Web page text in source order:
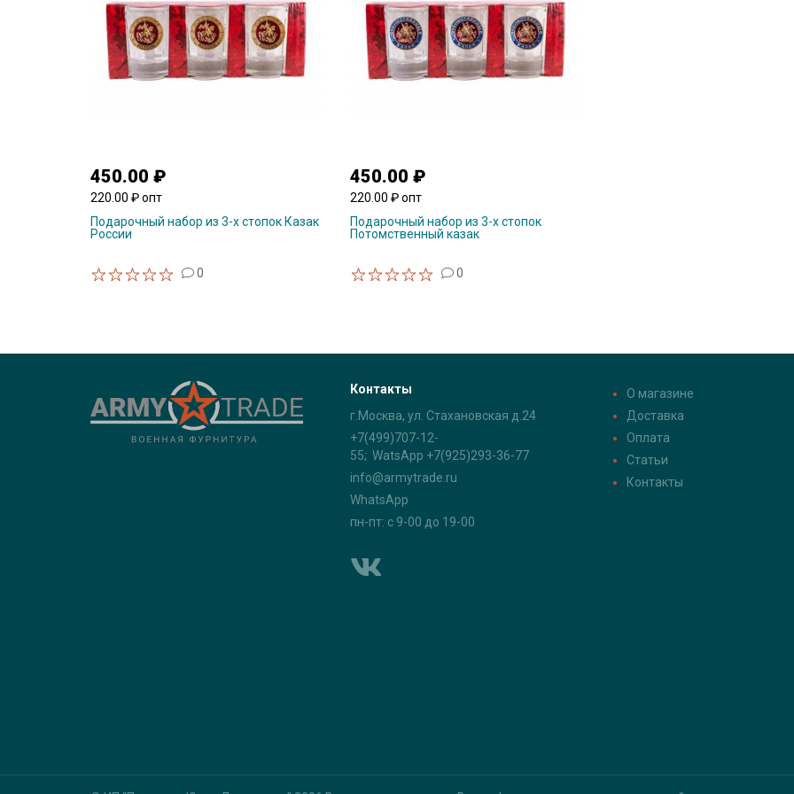
450.00 ₽
220.00 ₽ опт
Подарочный набор из 3-х стопок Казак
России
0
450.00 ₽
220.00 ₽ опт
Подарочный набор из 3-х стопок
Потомственный казак
0
Контакты
г.Москва, ул. Стахановская д.24
+7(499)707-12-
55; WatsApp +7(925)293-36-77
info@armytrade.ru
WhatsApp
пн-пт: с 9-00 до 19-00
О магазине
Доставка
Оплата
Статьи
Контакты